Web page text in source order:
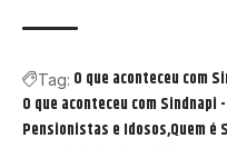
Tag: O que aconteceu com
O que aconteceu com
Pensionistas e Idosos Quem é